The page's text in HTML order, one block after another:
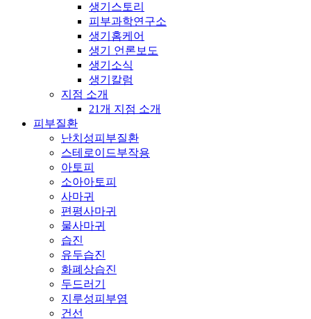
생기스토리
피부과학연구소
생기홈케어
생기 언론보도
생기소식
생기칼럼
지점 소개
21개 지점 소개
피부질환
난치성피부질환
스테로이드부작용
아토피
소아아토피
사마귀
편평사마귀
물사마귀
습진
유두습진
화폐상습진
두드러기
지루성피부염
건선